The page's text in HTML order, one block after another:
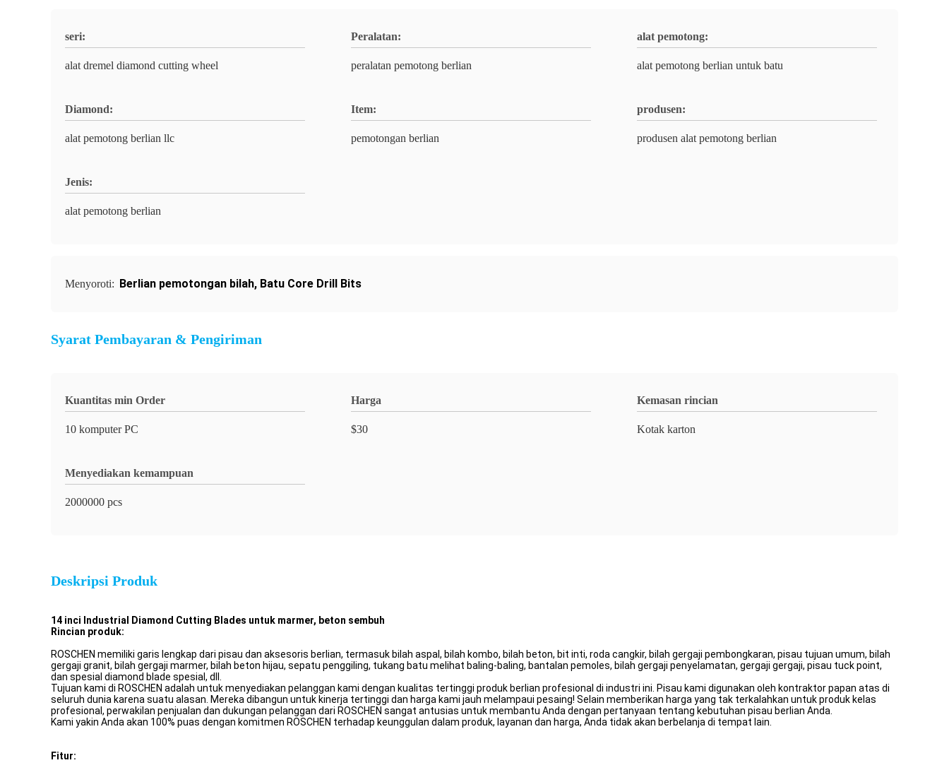
seri:
alat dremel diamond cutting wheel
Peralatan:
peralatan pemotong berlian
alat pemotong:
alat pemotong berlian untuk batu
Diamond:
alat pemotong berlian llc
Item:
pemotongan berlian
produsen:
produsen alat pemotong berlian
Jenis:
alat pemotong berlian
Menyoroti: Berlian pemotongan bilah, Batu Core Drill Bits
Syarat Pembayaran & Pengiriman
Kuantitas min Order
10 komputer PC
Harga
$30
Kemasan rincian
Kotak karton
Menyediakan kemampuan
2000000 pcs
Deskripsi Produk
14 inci Industrial Diamond Cutting Blades untuk marmer, beton sembuh
Rincian produk:
ROSCHEN memiliki garis lengkap dari pisau dan aksesoris berlian, termasuk bilah aspal, bilah kombo, bilah beton, bit inti, roda cangkir, bilah gergaji pembongkaran, pisau tujuan umum, bilah
gergaji granit, bilah gergaji marmer, bilah beton hijau, sepatu penggiling, tukang batu melihat baling-baling, bantalan pemoles, bilah gergaji penyelamatan, gergaji gergaji, pisau tuck point,
dan spesial diamond blade spesial, dll.
Tujuan kami di ROSCHEN adalah untuk menyediakan pelanggan kami dengan kualitas tertinggi produk berlian profesional di industri ini. Pisau kami digunakan oleh kontraktor papan atas di
seluruh dunia karena suatu alasan. Mereka dibangun untuk kinerja tertinggi dan harga kami jauh melampaui pesaing! Selain memberikan harga yang tak terkalahkan untuk produk kelas
profesional, perwakilan penjualan dan dukungan pelanggan dari ROSCHEN sangat antusias untuk membantu Anda dengan pertanyaan tentang kebutuhan pisau berlian Anda.
Kami yakin Anda akan 100% puas dengan komitmen ROSCHEN terhadap keunggulan dalam produk, layanan dan harga, Anda tidak akan berbelanja di tempat lain.
Fitur: